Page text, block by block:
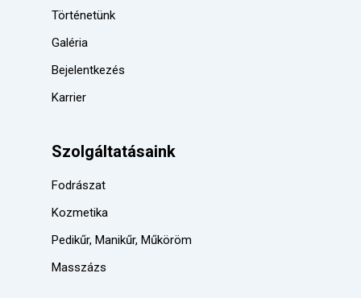
Történetünk
Galéria
Bejelentkezés
Karrier
Szolgáltatásaink
Fodrászat
Kozmetika
Pedikűr, Manikűr, Műköröm
Masszázs